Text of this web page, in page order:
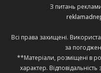
З питань
Всі права захищені.
за
**Матеріали, розміщені в
характер.